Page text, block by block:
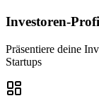
Investoren-
Präsentiere deine
Startups